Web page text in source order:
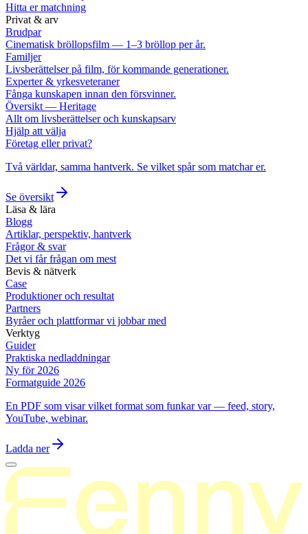
Hitta er matchning
Privat & arv
Brudpar
Cinematisk bröllopsfilm — 1–3 bröllop per år.
Familjer
Livsberättelser på film, för kommande generationer.
Experter & yrkesveteraner
Fånga kunskapen innan den försvinner.
Översikt — Heritage
Allt om livsberättelser och kunskapsarv
Hjälp att välja
Företag eller privat?
Två världar, samma hantverk. Se vilket spår som matchar er.
Se översikt
Läsa & lära
Blogg
Artiklar, perspektiv, hantverk
Frågor & svar
Det vi får frågan om mest
Bevis & nätverk
Case
Produktioner och resultat
Partners
Byråer och plattformar vi jobbar med
Verktyg
Guider
Praktiska nedladdningar
Ny för 2026
Formatguide 2026
En PDF som visar vilket format som funkar var — feed, story,
YouTube, webinar.
Ladda ner